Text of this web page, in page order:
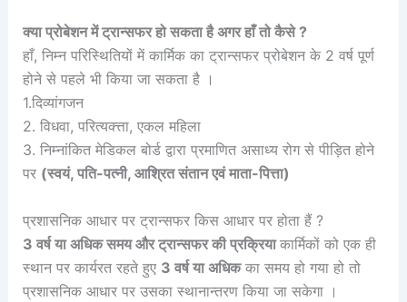
क्या प्रोबेशन में ट्रान्सफर हो सकता है अगर हाँ तो कैसे ?
हाँ, निम्न परिस्थितियों में कार्मिक का ट्रान्सफर प्रोबेशन के 2 वर्ष पूर्ण
होने से पहले भी किया जा सकता है ।
1.दिव्यांगजन
2. विधवा, परित्यक्त्ता, एकल महिला
3. निम्नांकित मेडिकल बोर्ड द्वारा प्रमाणित असाध्य रोग से पीड़ित होने
पर (स्वयं, पति-पत्नी, आश्रित संतान एवं माता-पित्ता)
प्रशासनिक आधार पर ट्रान्सफर किस आधार पर होता हैं ?
3 वर्ष या अधिक समय और ट्रान्सफर की प्रक्रियाकार्मिकों को एक ही
स्थान पर कार्यरत रहते हुए 3 वर्ष या अधिकका समय हो गया हो तो
प्रशासनिक आधार पर उसका स्थानान्तरण किया जा सकेगा ।